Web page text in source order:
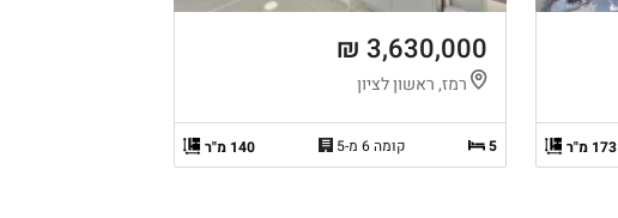
173 מ"ר
3,630,000 ₪
רמז, ראשון לציון
5 קומה 6 מ-5 140 מ"ר